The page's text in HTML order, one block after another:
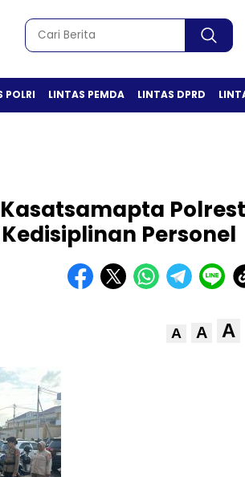
POLRI LINTAS PEMDA LINTAS DPRD
Personel
A A A